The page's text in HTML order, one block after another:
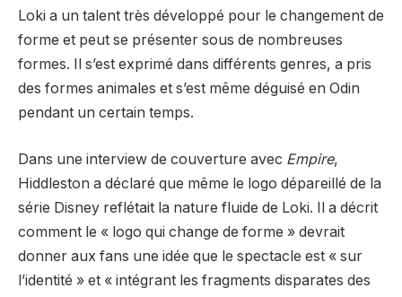
Loki a un talent très développé pour le changement de
forme et peut se présenter sous de nombreuses
formes. Il s’est exprimé dans différents genres, a pris
des formes animales et s’est même déguisé en Odin
pendant un certain temps.
Dans une interview de couverture avec Empire,
Hiddleston a déclaré que même le logo dépareillé de la
série Disney reflétait la nature fluide de Loki. Il a décrit
comment le « logo qui change de forme » devrait
donner aux fans une idée que le spectacle est « sur
l’identité » et « intégrant les fragments disparates des